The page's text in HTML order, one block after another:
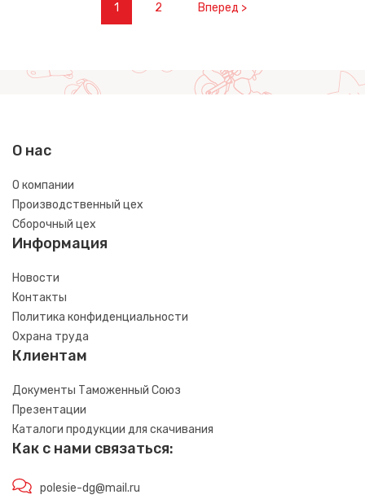
1 2 Вперед >
О нас
О компании
Производственный цех
Сборочный цех
Информация
Новости
Контакты
Политика конфиденциальности
Охрана труда
Клиентам
Документы Таможенный Союз
Презентации
Каталоги продукции для скачивания
Как с нами связаться:
polesie-dg@mail.ru